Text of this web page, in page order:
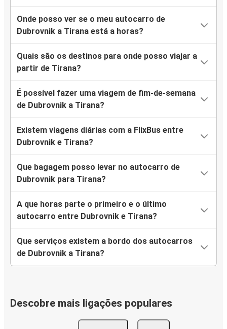
Onde posso ver se o meu autocarro de
Dubrovnik a Tirana está a horas?
Quais são os destinos para onde posso viajar a
partir de Tirana?
É possível fazer uma viagem de fim-de-semana
de Dubrovnik a Tirana?
Existem viagens diárias com a FlixBus entre
Dubrovnik e Tirana?
Que bagagem posso levar no autocarro de
Dubrovnik para Tirana?
A que horas parte o primeiro e o último
autocarro entre Dubrovnik e Tirana?
Que serviços existem a bordo dos autocarros
de Dubrovnik a Tirana?
Descobre mais ligações populares